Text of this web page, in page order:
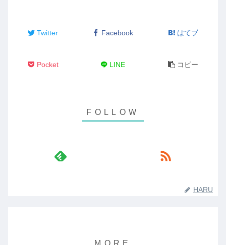
Twitter Facebook はてブ
Pocket LINE コピー
HARU